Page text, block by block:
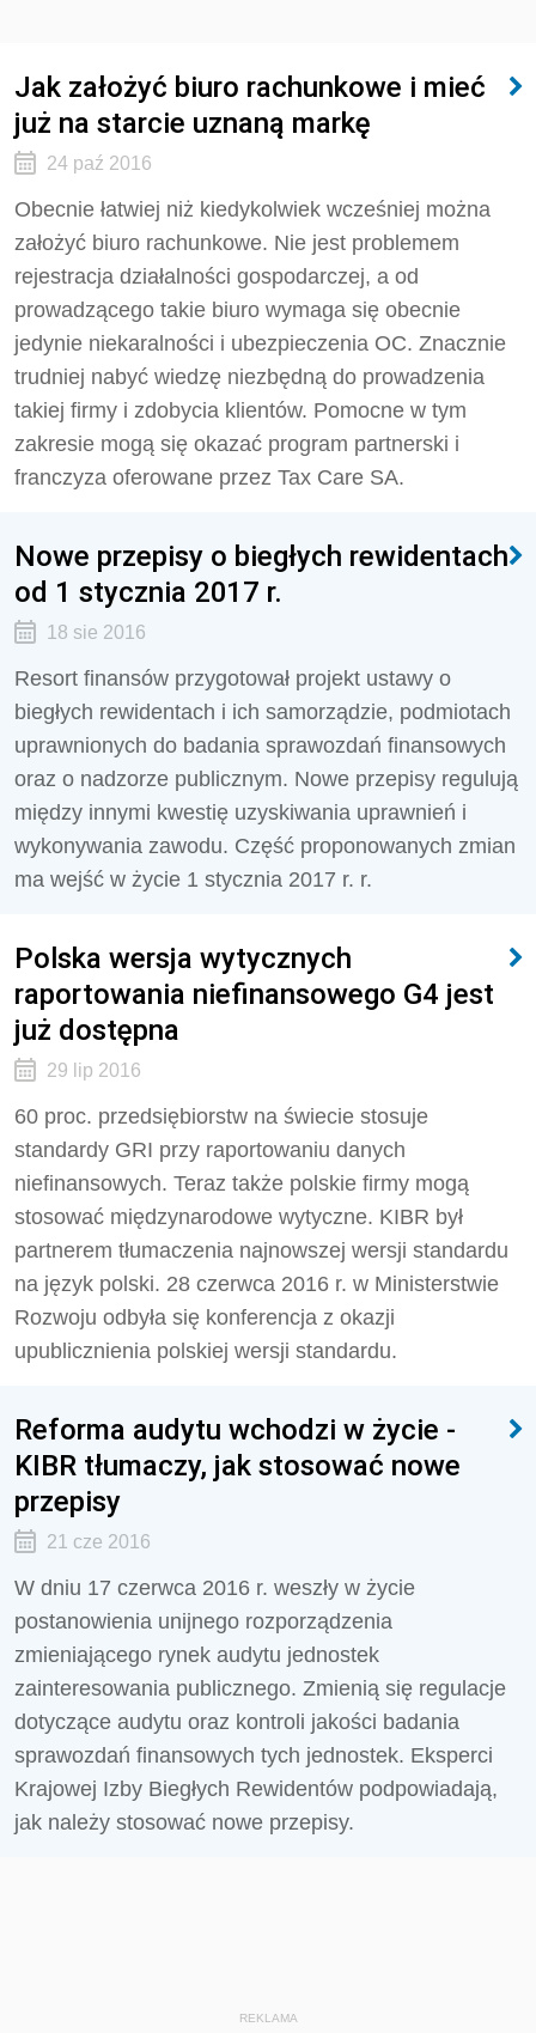
Jak założyć biuro rachunkowe i mieć
już na starcie uznaną markę
24 paź 2016
Obecnie łatwiej niż kiedykolwiek wcześniej można
założyć biuro rachunkowe. Nie jest problemem
rejestracja działalności gospodarczej, a od
prowadzącego takie biuro wymaga się obecnie
jedynie niekaralności i ubezpieczenia OC. Znacznie
trudniej nabyć wiedzę niezbędną do prowadzenia
takiej firmy i zdobycia klientów. Pomocne w tym
zakresie mogą się okazać program partnerski i
franczyza oferowane przez Tax Care SA.
Nowe przepisy o biegłych rewidentach
od 1 stycznia 2017 r.
18 sie 2016
Resort finansów przygotował projekt ustawy o
biegłych rewidentach i ich samorządzie, podmiotach
uprawnionych do badania sprawozdań finansowych
oraz o nadzorze publicznym. Nowe przepisy regulują
między innymi kwestię uzyskiwania uprawnień i
wykonywania zawodu. Część proponowanych zmian
ma wejść w życie 1 stycznia 2017 r. r.
Polska wersja wytycznych
raportowania niefinansowego G4 jest
już dostępna
29 lip 2016
60 proc. przedsiębiorstw na świecie stosuje
standardy GRI przy raportowaniu danych
niefinansowych. Teraz także polskie firmy mogą
stosować międzynarodowe wytyczne. KIBR był
partnerem tłumaczenia najnowszej wersji standardu
na język polski. 28 czerwca 2016 r. w Ministerstwie
Rozwoju odbyła się konferencja z okazji
upublicznienia polskiej wersji standardu.
Reforma audytu wchodzi w życie -
KIBR tłumaczy, jak stosować nowe
przepisy
21 cze 2016
W dniu 17 czerwca 2016 r. weszły w życie
postanowienia unijnego rozporządzenia
zmieniającego rynek audytu jednostek
zainteresowania publicznego. Zmienią się regulacje
dotyczące audytu oraz kontroli jakości badania
sprawozdań finansowych tych jednostek. Eksperci
Krajowej Izby Biegłych Rewidentów podpowiadają,
jak należy stosować nowe przepisy.
REKLAMA